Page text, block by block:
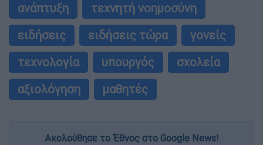
ανάπτυξη
τεχνητή νοημοσύνη
ειδήσεις
ειδήσεις τώρα
γονείς
τεχνολογία
υπουργός
σχολεία
αξιολόγηση
μαθητές
Ακολούθησε το Έθνος στο Google News!